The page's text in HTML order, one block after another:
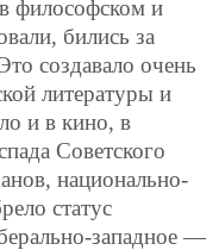
философском и
бились за
создавало очень
литературы и
и в кино, в
Советского
национально-
статус
западное —